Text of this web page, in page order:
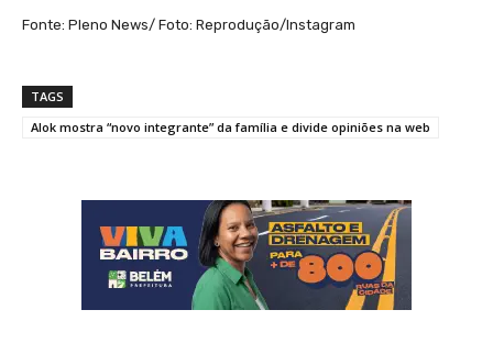
Fonte: Pleno News/ Foto: Reprodução/Instagram
TAGS
Alok mostra “novo integrante” da família e divide opiniões na web